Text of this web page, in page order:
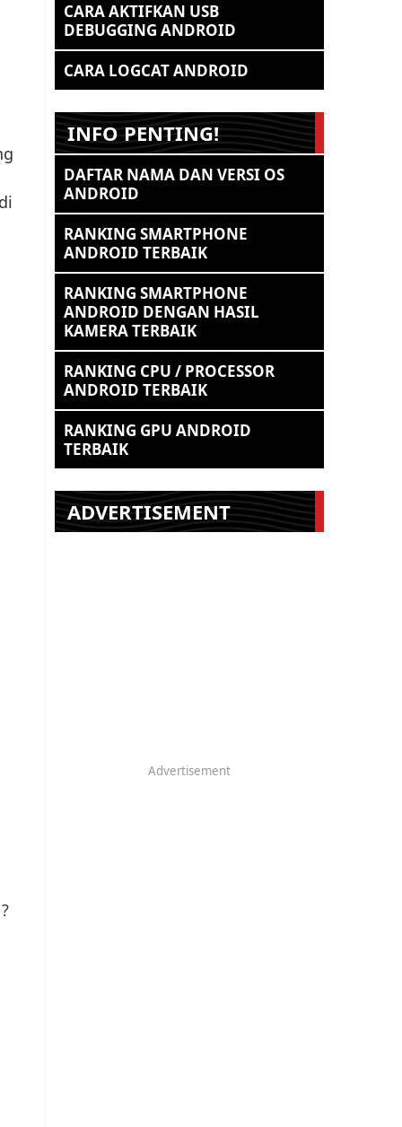
CARA AKTIFKAN USB
DEBUGGING ANDROID
CARA LOGCAT ANDROID
INFO PENTING!
DAFTAR NAMA DAN VERSI OS
ANDROID
RANKING SMARTPHONE
ANDROID TERBAIK
RANKING SMARTPHONE
ANDROID DENGAN HASIL
KAMERA TERBAIK
RANKING CPU / PROCESSOR
ANDROID TERBAIK
RANKING GPU ANDROID
TERBAIK
ADVERTISEMENT
Advertisement